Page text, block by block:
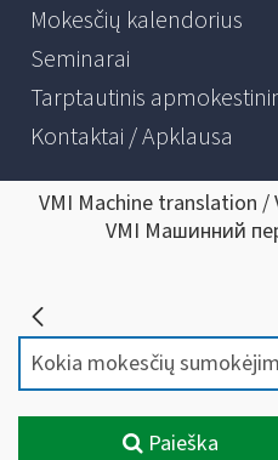
Mokesčių kalendorius
Seminarai
Tarptautinis
Kontaktai / Apklausa
VMI Machine translation
VMI Машинний
Paieška